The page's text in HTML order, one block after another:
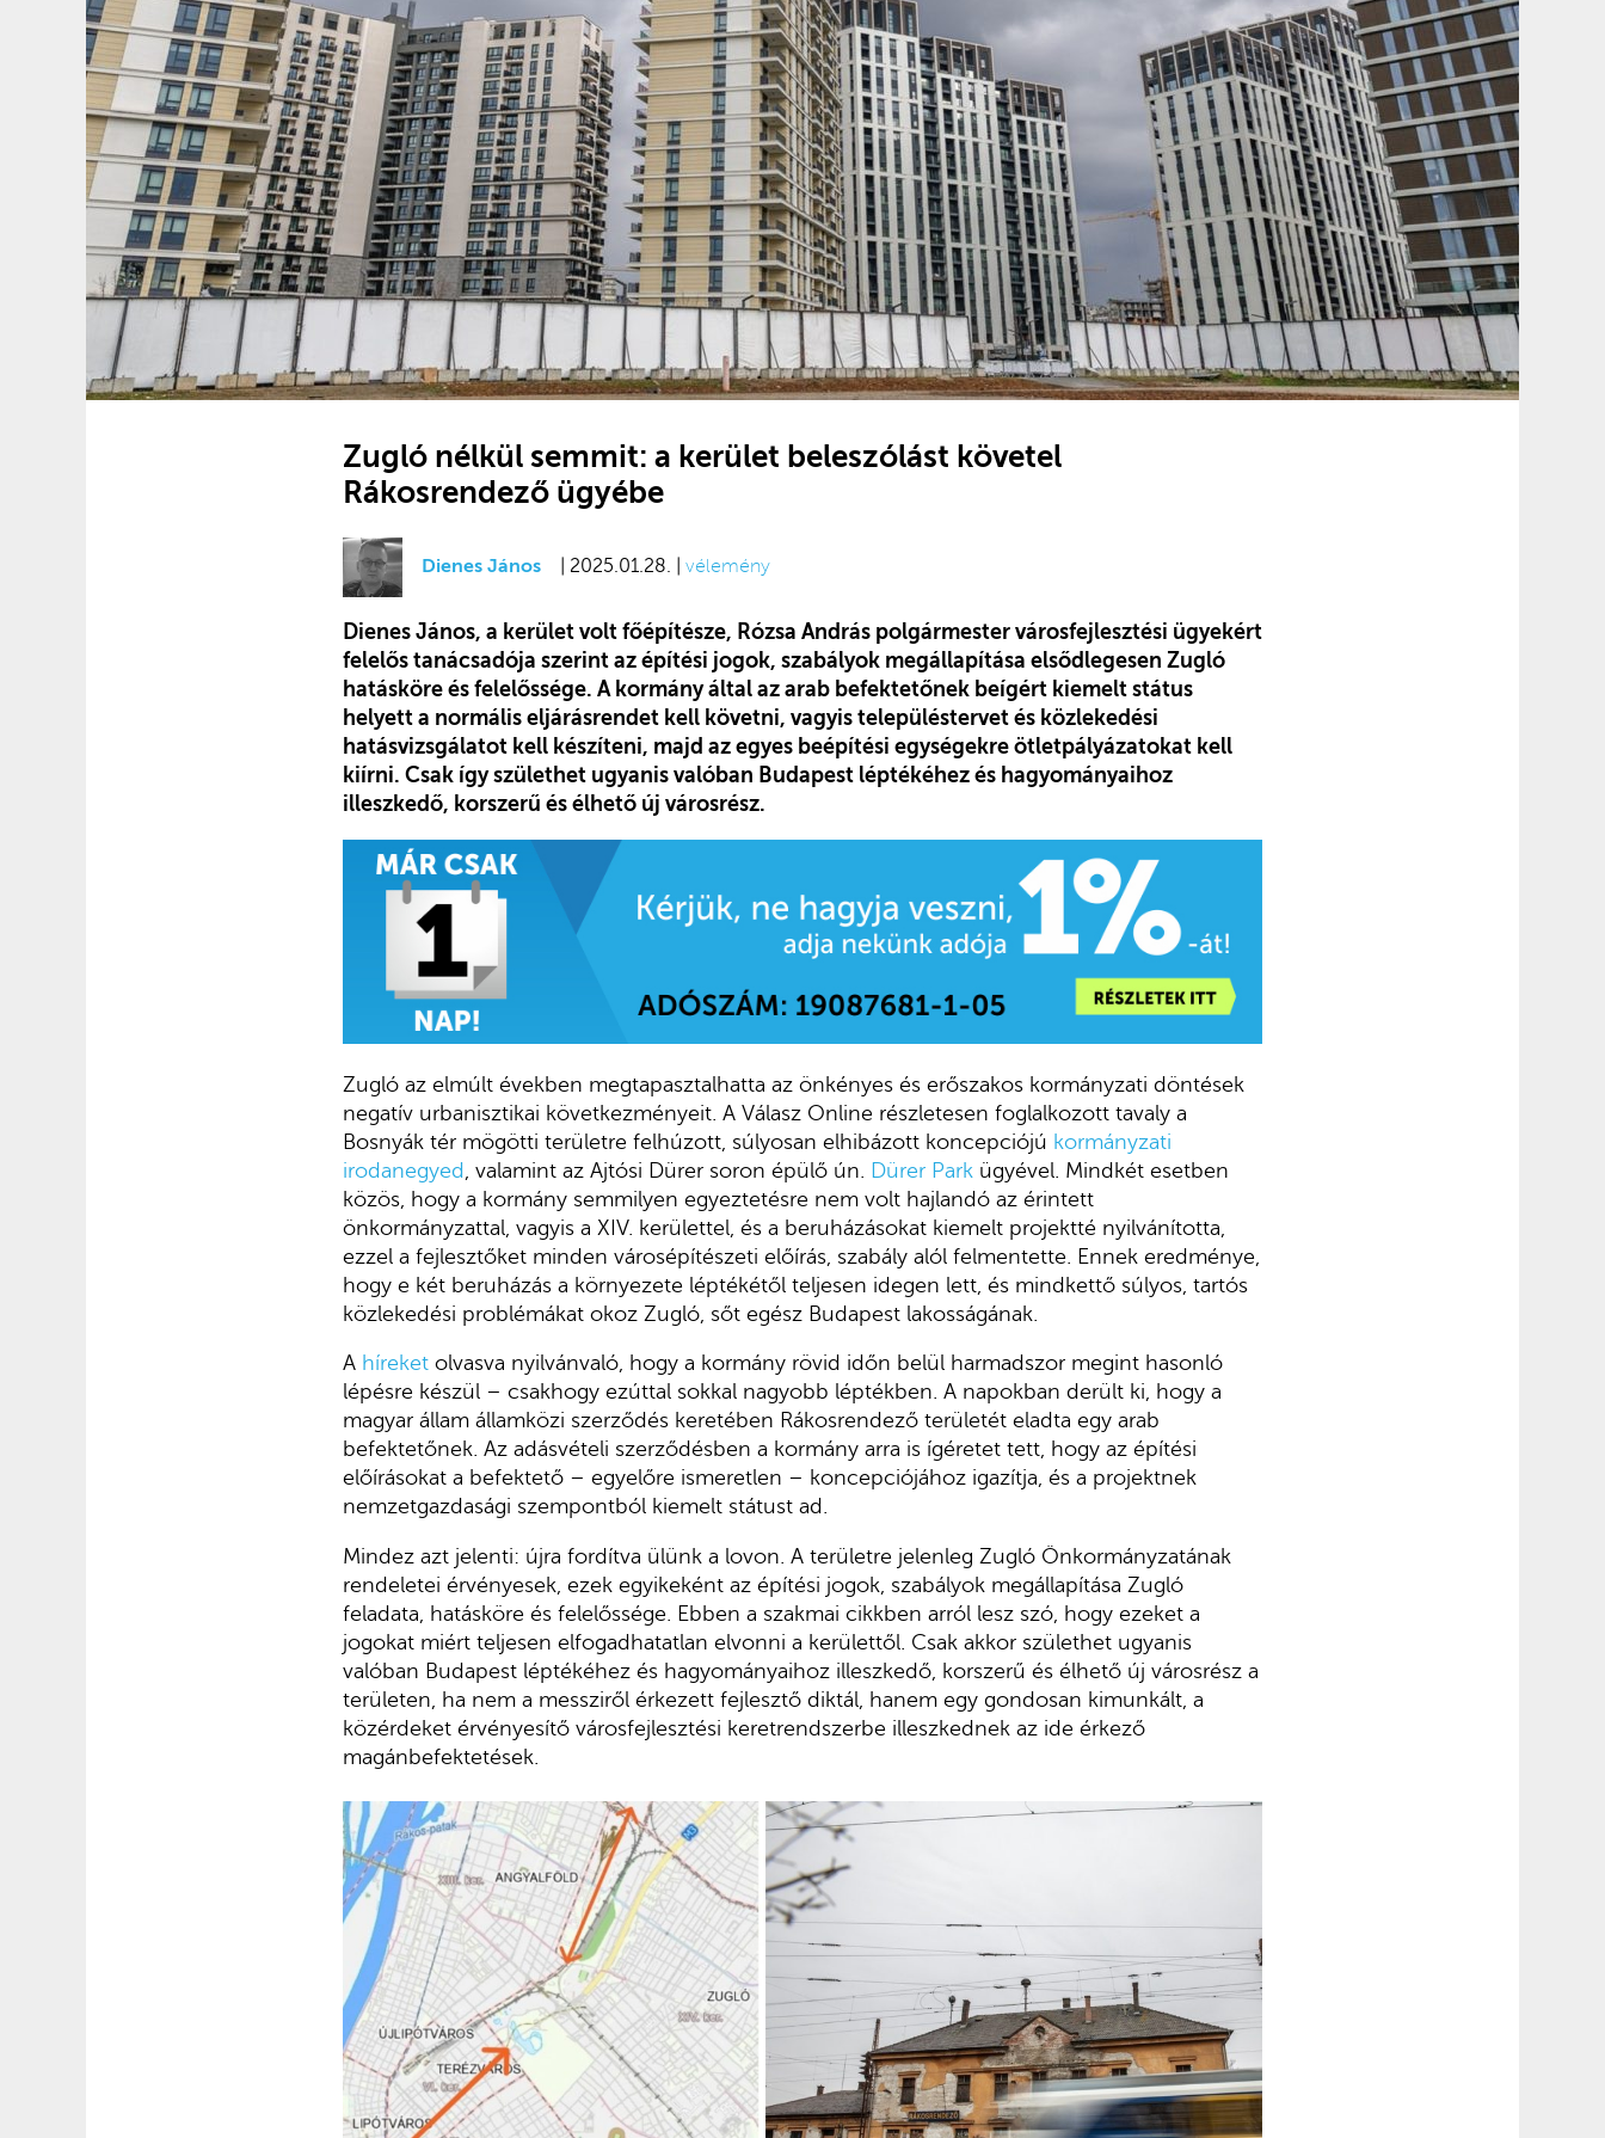
Zugló nélkül semmit: a kerület beleszólást követel
Rákosrendező ügyébe
Dienes János | 2025.01.28. | vélemény
Dienes János, a kerület volt főépítésze, Rózsa András polgármester városfejlesztési ügyekért
felelős tanácsadója szerint az építési jogok, szabályok megállapítása elsődlegesen Zugló
hatásköre és felelőssége. A kormány által az arab befektetőnek beígért kiemelt státus
helyett a normális eljárásrendet kell követni, vagyis településtervet és közlekedési
hatásvizsgálatot kell készíteni, majd az egyes beépítési egységekre ötletpályázatokat kell
kiírni. Csak így születhet ugyanis valóban Budapest léptékéhez és hagyományaihoz
illeszkedő, korszerű és élhető új városrész.
Zugló az elmúlt években megtapasztalhatta az önkényes és erőszakos kormányzati döntések
negatív urbanisztikai következményeit. A Válasz Online részletesen foglalkozott tavaly a
Bosnyák tér mögötti területre felhúzott, súlyosan elhibázott koncepciójú kormányzati
irodanegyed , valamint az Ajtósi Dürer soron épülő ún. Dürer Park ügyével. Mindkét esetben
közös, hogy a kormány semmilyen egyeztetésre nem volt hajlandó az érintett
önkormányzattal, vagyis a XIV. kerülettel, és a beruházásokat kiemelt projektté nyilvánította,
ezzel a fejlesztőket minden városépítészeti előírás, szabály alól felmentette. Ennek eredménye,
hogy e két beruházás a környezete léptékétől teljesen idegen lett, és mindkettő súlyos, tartós
közlekedési problémákat okoz Zugló, sőt egész Budapest lakosságának.
A híreket olvasva nyilvánvaló, hogy a kormány rövid időn belül harmadszor megint hasonló
lépésre készül – csakhogy ezúttal sokkal nagyobb léptékben. A napokban derült ki, hogy a
magyar állam államközi szerződés keretében Rákosrendező területét eladta egy arab
befektetőnek. Az adásvételi szerződésben a kormány arra is ígéretet tett, hogy az építési
előírásokat a befektető – egyelőre ismeretlen – koncepciójához igazítja, és a projektnek
nemzetgazdasági szempontból kiemelt státust ad.
Mindez azt jelenti: újra fordítva ülünk a lovon. A területre jelenleg Zugló Önkormányzatának
rendeletei érvényesek, ezek egyikeként az építési jogok, szabályok megállapítása Zugló
feladata, hatásköre és felelőssége. Ebben a szakmai cikkben arról lesz szó, hogy ezeket a
jogokat miért teljesen elfogadhatatlan elvonni a kerülettől. Csak akkor születhet ugyanis
valóban Budapest léptékéhez és hagyományaihoz illeszkedő, korszerű és élhető új városrész a
területen, ha nem a messziről érkezett fejlesztő diktál, hanem egy gondosan kimunkált, a
közérdeket érvényesítő városfejlesztési keretrendszerbe illeszkednek az ide érkező
magánbefektetések.